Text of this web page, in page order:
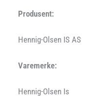
Produsent:
Hennig-Olsen IS AS
Varemerke:
Hennig-Olsen Is